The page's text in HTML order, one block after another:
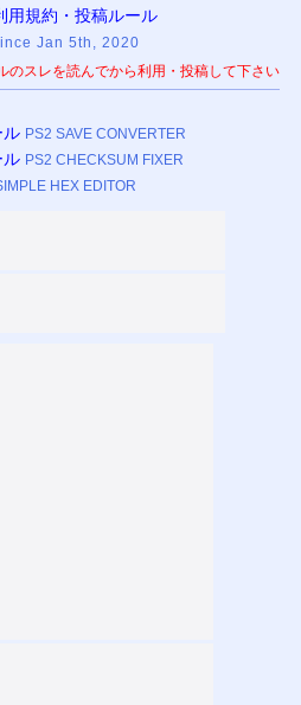
用規約・投稿ルール
Jan 5th, 2020
スレを読んでから利用・投稿して下さい
PS2 SAVE CONVERTER
PS2 CHECKSUM FIXER
HEX EDITOR